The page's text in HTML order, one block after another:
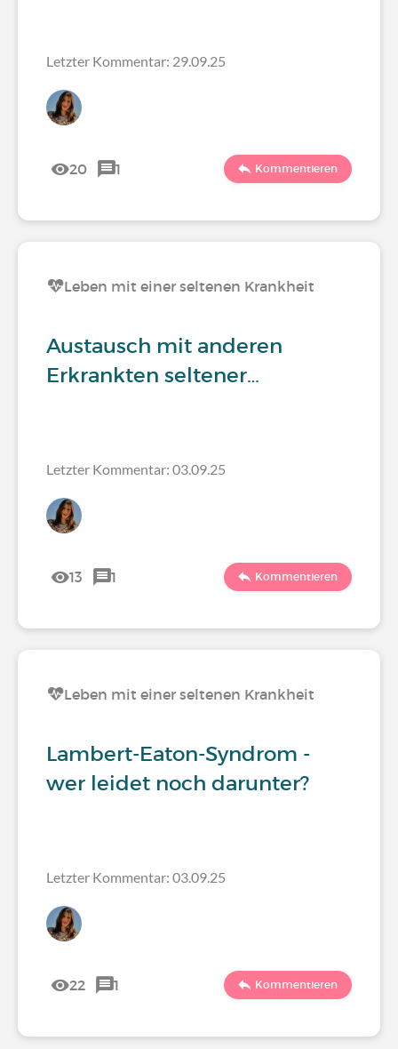
Letzter Kommentar: 29.09.25
20 1 Kommentieren
Leben mit einer seltenen Krankheit
Austausch mit anderen
Erkrankten seltener…
Letzter Kommentar: 03.09.25
13 1 Kommentieren
Leben mit einer seltenen Krankheit
Lambert-Eaton-Syndrom -
wer leidet noch darunter?
Letzter Kommentar: 03.09.25
22 1 Kommentieren